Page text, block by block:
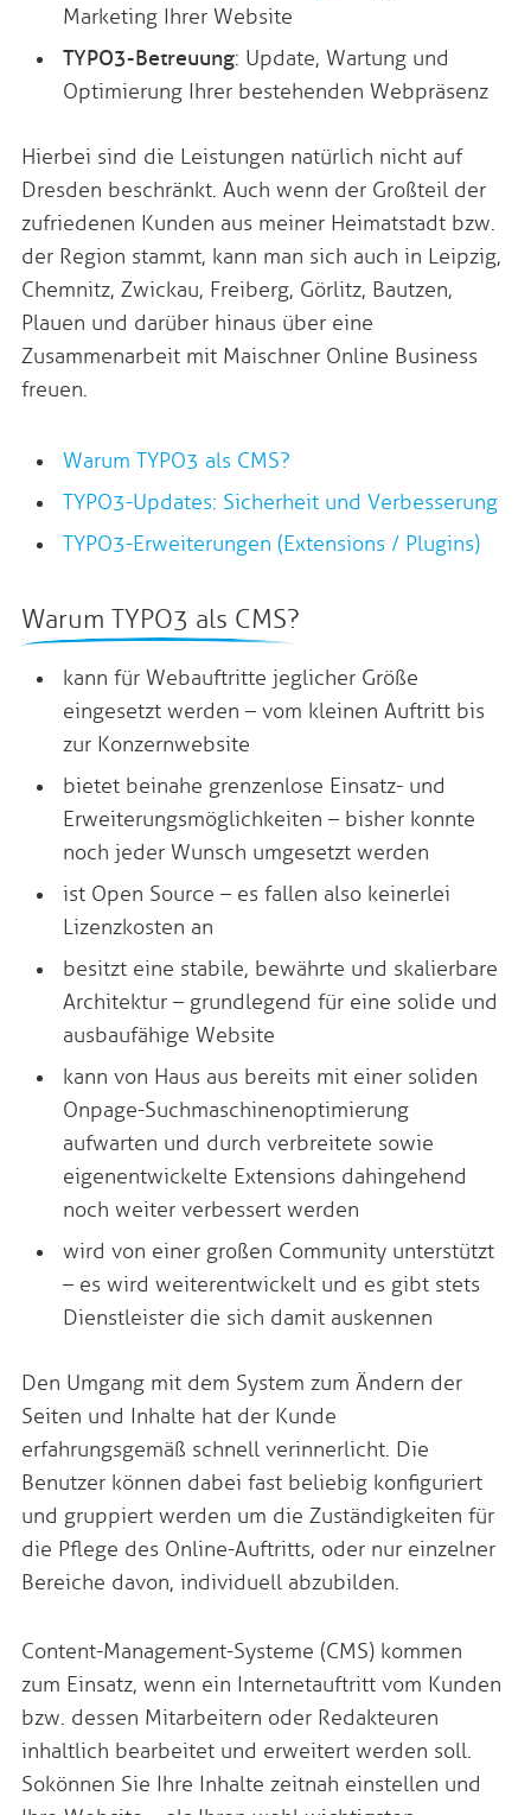
Marketing Ihrer Website
TYPO3-Betreuung: Update, Wartung und
Optimierung Ihrer bestehenden Webpräsenz
Hierbei sind die Leistungen natürlich nicht auf
Dresden beschränkt. Auch wenn der Großteil der
zufriedenen Kunden aus meiner Heimatstadt bzw.
der Region stammt, kann man sich auch in Leipzig,
Chemnitz, Zwickau, Freiberg, Görlitz, Bautzen,
Plauen und darüber hinaus über eine
Zusammenarbeit mit Maischner Online Business
freuen.
Warum TYPO3 als CMS?
TYPO3-Updates: Sicherheit und Verbesserung
TYPO3-Erweiterungen (Extensions / Plugins)
Warum TYPO3 als CMS?
kann für Webauftritte jeglicher Größe
eingesetzt werden – vom kleinen Auftritt bis
zur Konzernwebsite
bietet beinahe grenzenlose Einsatz- und
Erweiterungsmöglichkeiten – bisher konnte
noch jeder Wunsch umgesetzt werden
ist Open Source – es fallen also keinerlei
Lizenzkosten an
besitzt eine stabile, bewährte und skalierbare
Architektur – grundlegend für eine solide und
ausbaufähige Website
kann von Haus aus bereits mit einer soliden
Onpage-Suchmaschinenoptimierung
aufwarten und durch verbreitete sowie
eigenentwickelte Extensions dahingehend
noch weiter verbessert werden
wird von einer großen Community unterstützt
– es wird weiterentwickelt und es gibt stets
Dienstleister die sich damit auskennen
Den Umgang mit dem System zum Ändern der
Seiten und Inhalte hat der Kunde
erfahrungsgemäß schnell verinnerlicht. Die
Benutzer können dabei fast beliebig konfiguriert
und gruppiert werden um die Zuständigkeiten für
die Pflege des Online-Auftritts, oder nur einzelner
Bereiche davon, individuell abzubilden.
Content-Management-Systeme (CMS) kommen
zum Einsatz, wenn ein Internetauftritt vom Kunden
bzw. dessen Mitarbeitern oder Redakteuren
inhaltlich bearbeitet und erweitert werden soll.
So können Sie Ihre Inhalte zeitnah einstellen und